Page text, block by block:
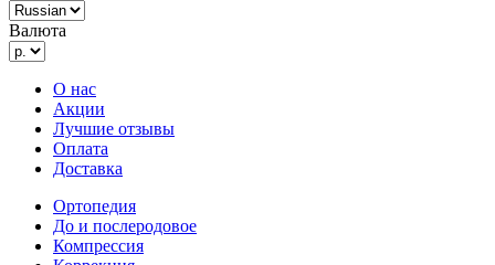
Валюта
О нас
Акции
Лучшие отзывы
Оплата
Доставка
Ортопедия
До и послеродовое
Компрессия